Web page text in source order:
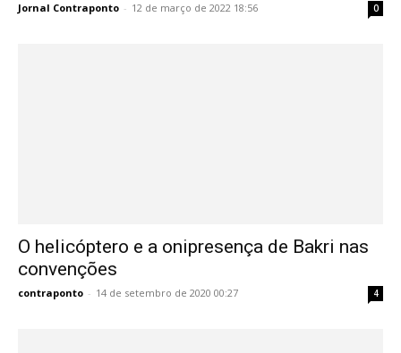
Jornal Contraponto - 12 de março de 2022 18:56 0
O helicóptero e a onipresença de Bakri nas
convenções
contraponto - 14 de setembro de 2020 00:27 4